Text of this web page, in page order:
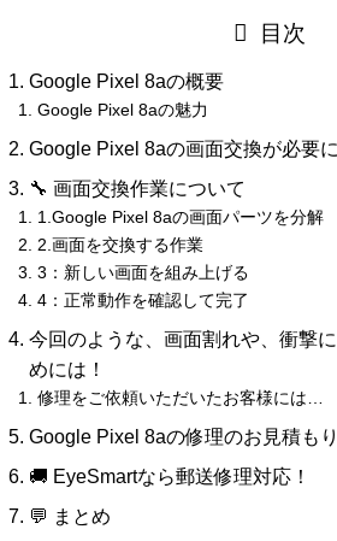
目次
Google Pixel 8aの概要
Google Pixel 8aの魅力
Google Pixel 8aの画面交換が必要
🔧 画面交換作業について
1.Google Pixel 8aの画面パーツを分解
2.画面を交換する作業
3：新しい画面を組み上げる
4：正常動作を確認して完了
今回のような、画面割れや、衝撃
めには！
修理をご依頼いただいたお客様には…
Google Pixel 8aの修理のお見積もり
🚚 EyeSmartなら郵送修理対応！
💬 まとめ